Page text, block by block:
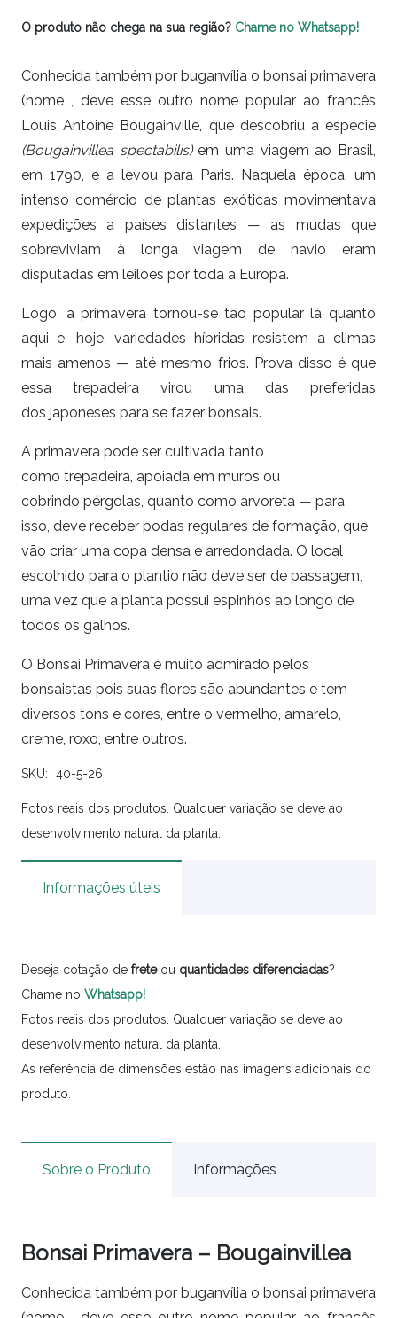
O produto não chega na sua região? Chame no Whatsapp!
Conhecida também por buganvília o bonsai primavera
(nome , deve esse outro nome popular ao francês
Louis Antoine Bougainville, que descobriu a espécie
(Bougainvillea spectabilis)em uma viagem ao Brasil,
em 1790, e a levou para Paris. Naquela época, um
intenso comércio de plantas exóticas movimentava
expedições a países distantes — as mudas que
sobreviviam à longa viagem de navio eram
disputadas em leilões por toda a Europa.
Logo, a primavera tornou-se tão popular lá quanto
aqui e, hoje, variedades híbridas resistem a climas
mais amenos — até mesmo frios. Prova disso é que
essa trepadeira virou uma das preferidas
dos japoneses para se fazer bonsais.
A primavera pode ser cultivada tanto
como trepadeira, apoiada em muros ou
cobrindo pérgolas, quanto como arvoreta — para
isso, deve receber podas regulares de formação, que
vão criar uma copa densa e arredondada. O local
escolhido para o plantio não deve ser de passagem,
uma vez que a planta possui espinhos ao longo de
todos os galhos.
O Bonsai Primavera é muito admirado pelos
bonsaistas pois suas flores são abundantes e tem
diversos tons e cores, entre o vermelho, amarelo,
creme, roxo, entre outros.
SKU: 40-5-26
Fotos reais dos produtos. Qualquer variação se deve ao
desenvolvimento natural da planta.
Informações úteis
Deseja cotação de freteou quantidades diferenciadas?
Chame no Whatsapp!
Fotos reais dos produtos. Qualquer variação se deve ao
desenvolvimento natural da planta.
As referência de dimensões estão nas imagens adicionais do
produto.
Sobre o Produto Informações
Bonsai Primavera – Bougainvillea
Conhecida também por buganvília o bonsai primavera